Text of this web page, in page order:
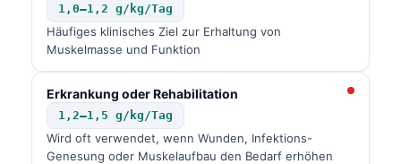
1,0–1,2 g/kg/Tag
Häufiges klinisches Ziel zur Erhaltung von
Muskelmasse und Funktion
Erkrankung oder Rehabilitation
1,2–1,5 g/kg/Tag
Wird oft verwendet, wenn Wunden, Infektions-
Genesung oder Muskelaufbau den Bedarf erhöhen